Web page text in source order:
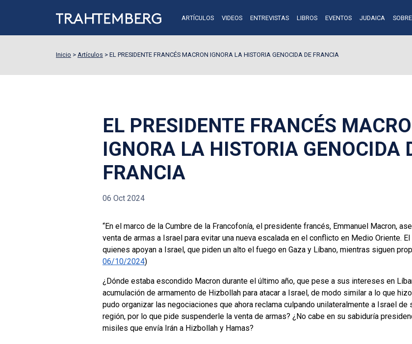
ARTÍCULOS VIDEOS ENTREVISTAS LIBROS EVENTOS JUDAICA
Inicio > Artículos > EL PRESIDENTE FRANCÉS MACRON IGNORA LA HISTORIA GENOCIDA DE FRANCIA
EL PRESIDENTE FRANCÉS
IGNORA LA HISTORIA GENOCIDA
FRANCIA
06 Oct 2024
“En el marco de la Cumbre de la Francofonía, el presidente francés, Emmanuel Macron,
venta de armas a Israel para evitar una nueva escalada en el conflicto en Medio Oriente.
quienes apoyan a Israel, que piden un alto el fuego en Gaza y Líbano, mientras siguen
06/10/2024)
¿Dónde estaba escondido Macron durante el último año, que pese a sus intereses en
acumulación de armamento de Hizbollah para atacar a Israel, de modo similar a lo que
pudo organizar las negociaciones que ahora reclama culpando unilateralmente a Israel
región, por lo que pide suspenderle la venta de armas? ¿No cabe en su sabiduría
misiles que envía Irán a Hizbollah y Hamas?